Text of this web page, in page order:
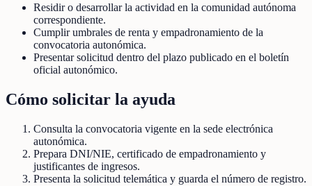
Residir o desarrollar la actividad en la comunidad autónoma
correspondiente.
Cumplir umbrales de renta y empadronamiento de la
convocatoria autonómica.
Presentar solicitud dentro del plazo publicado en el boletín
oficial autonómico.
Cómo solicitar la ayuda
Consulta la convocatoria vigente en la sede electrónica
autonómica.
Prepara DNI/NIE, certificado de empadronamiento y
justificantes de ingresos.
Presenta la solicitud telemática y guarda el número de registro.